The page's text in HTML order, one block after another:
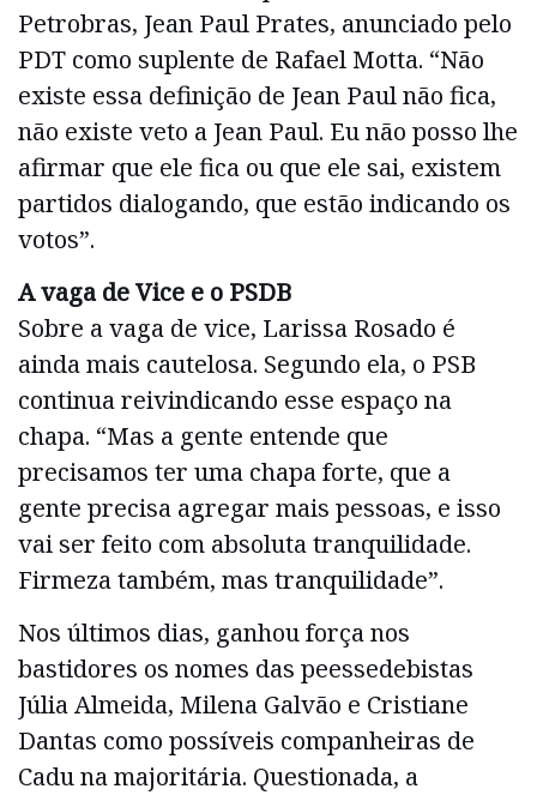
Petrobras, Jean Paul Prates, anunciado pelo
PDT como suplente de Rafael Motta. “Não
existe essa definição de Jean Paul não fica,
não existe veto a Jean Paul. Eu não posso lhe
afirmar que ele fica ou que ele sai, existem
partidos dialogando, que estão indicando os
votos”.
A vaga de Vice e o PSDB
Sobre a vaga de vice, Larissa Rosado é
ainda mais cautelosa. Segundo ela, o PSB
continua reivindicando esse espaço na
chapa. “Mas a gente entende que
precisamos ter uma chapa forte, que a
gente precisa agregar mais pessoas, e isso
vai ser feito com absoluta tranquilidade.
Firmeza também, mas tranquilidade”.
Nos últimos dias, ganhou força nos
bastidores os nomes das peessedebistas
Júlia Almeida, Milena Galvão e Cristiane
Dantas como possíveis companheiras de
Cadu na majoritária. Questionada, a